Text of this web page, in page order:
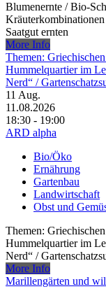
Blumenernte /​ Bio-
Saatgut ernten
More Info
Themen:
Hummelquartier im
Nerd“ /​
11 Aug.
11.08.2026
18:30 - 19:00
ARD alpha
Bio/Öko
Ernährung
Gartenbau
Landwirtschaft
Obst und
Themen:
Hummelquartier im
Nerd“ /​
More Info
Marillengärten und